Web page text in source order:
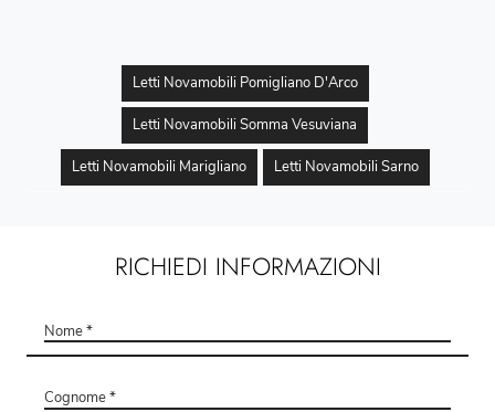
Letti Novamobili Pomigliano D'Arco
Letti Novamobili Somma Vesuviana
Letti Novamobili Marigliano Letti Novamobili Sarno
RICHIEDI INFORMAZIONI